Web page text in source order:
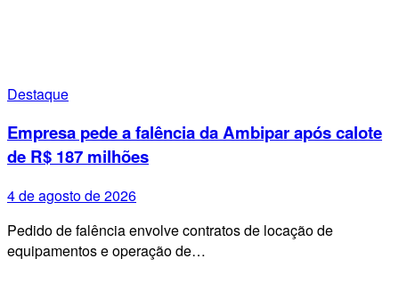
Destaque
Empresa pede a falência da Ambipar após calote
de R$ 187 milhões
4 de agosto de 2026
Pedido de falência envolve contratos de locação de
equipamentos e operação de…